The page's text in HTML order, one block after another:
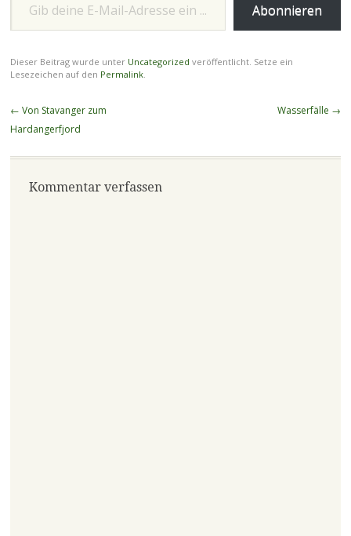
Abonnieren
Dieser Beitrag wurde unter Uncategorized veröffentlicht. Setze ein
Lesezeichen auf den Permalink.
Beitragsnavigation
← Von Stavanger zum
Hardangerfjord
Wasserfälle →
Kommentar verfassen